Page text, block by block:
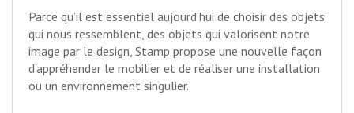
Parce qu’il est essentiel aujourd’hui de choisir des objets
qui nous ressemblent, des objets qui valorisent notre
image par le design, Stamp propose une nouvelle façon
d’appréhender le mobilier et de réaliser une installation
ou un environnement singulier.